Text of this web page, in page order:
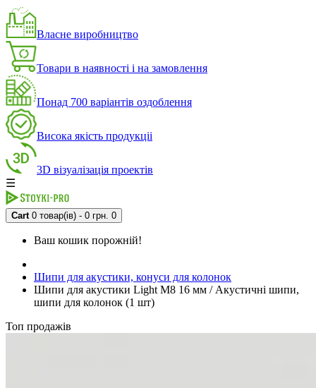
Власне виробництво
Товари в наявності і на замовлення
Понад 700 варіантів оздоблення
Висока якість продукціі
3D візуалізація проектів
☰
Cart 0 товар(ів) - 0 грн. 0
Ваш кошик порожній!
Шипи для акустики, конуси для колонок
Шипи для акустики Light M8 16 мм / Акустичні шипи,
шипи для колонок (1 шт)
Топ продажів